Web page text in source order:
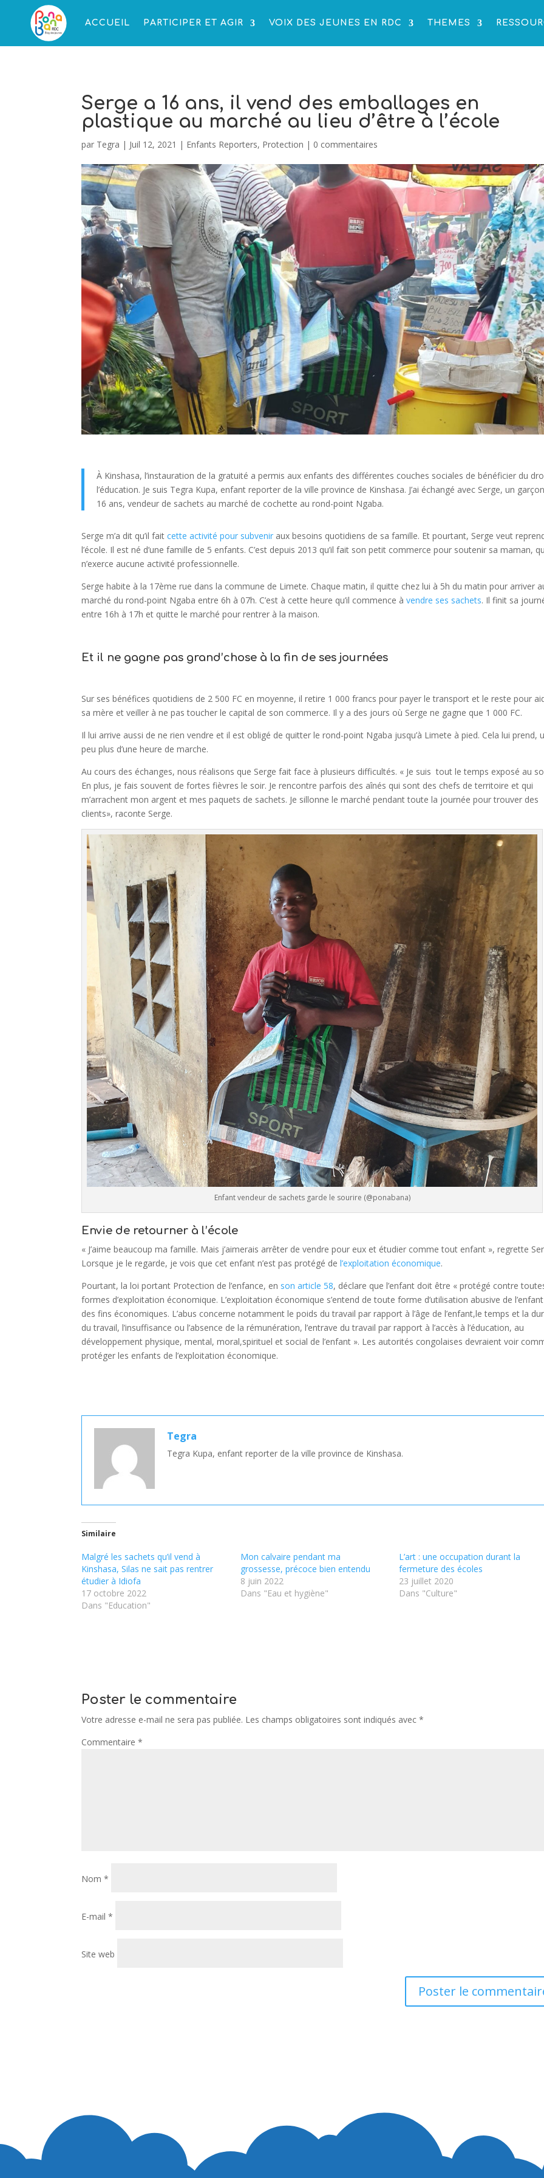
ACCUEIL PARTICIPER ET AGIR VOIX DES JEUNES EN RDC THEMES
Serge a 16 ans, il vend des emballages en
plastique au marché au lieu d’être à l’école
par Tegra | Juil 12, 2021 | Enfants Reporters, Protection | 0 commentaires
À Kinshasa, l’instauration de la gratuité a permis aux enfants des différentes couches sociales de bénéficier du
l’éducation. Je suis Tegra Kupa, enfant reporter de la ville province de Kinshasa. J’ai échangé avec Serge, un
16 ans, vendeur de sachets au marché de cochette au rond-point Ngaba.
Serge m’a dit qu’il faitcette activité pour subvenir aux besoins quotidiens de sa famille. Et pourtant, Serge veut
l’école. Il est né d’une famille de 5 enfants. C’est depuis 2013 qu’il fait son petit commerce pour soutenir sa maman,
n’exerce aucune activité professionnelle.
Serge habite à la 17ème rue dans la commune de Limete. Chaque matin, il quitte chez lui à 5h du matin pour arriver
marché du rond-point Ngaba entre 6h à 07h. C’est à cette heure qu’il commence àvendre ses sachets. Il finit sa
entre 16h à 17h et quitte le marché pour rentrer à la maison.
Et il ne gagne pas grand’chose à la fin de ses journées
Sur ses bénéfices quotidiens de 2 500 FC en moyenne, il retire 1 000 francs pour payer le transport et le reste pour
sa mère et veiller à ne pas toucher le capital de son commerce. Il y a des jours où Serge ne gagne que 1 000 FC.
Il lui arrive aussi de ne rien vendre et il est obligé de quitter le rond-point Ngaba jusqu’à Limete à pied. Cela lui prend,
peu plus d’une heure de marche.
Au cours des échanges, nous réalisons que Serge fait face à plusieurs difficultés. « Je suis tout le temps exposé au
En plus, je fais souvent de fortes fièvres le soir. Je rencontre parfois des aînés qui sont des chefs de territoire et qui
m’arrachent mon argent et mes paquets de sachets. Je sillonne le marché pendant toute la journée pour trouver des
clients», raconte Serge.
Enfant vendeur de sachets garde le sourire (@ponabana)
Envie de retourner à l’école
« J’aime beaucoup ma famille. Mais j’aimerais arrêter de vendre pour eux et étudier comme tout enfant », regrette
Lorsque je le regarde, je vois que cet enfant n’est pas protégé del’exploitation économique.
Pourtant, la loi portant Protection de l’enfance, en son article 58, déclare que l’enfant doit être « protégé contre
formes d’exploitation économique. L’exploitation économique s’entend de toute forme d’utilisation abusive de
des fins économiques. L’abus concerne notamment le poids du travail par rapport à l’âge de l’enfant,le temps et la
du travail, l’insuffisance ou l’absence de la rémunération, l’entrave du travail par rapport à l’accès à l’éducation, au
développement physique, mental, moral,spirituel et social de l’enfant ». Les autorités congolaises devraient voir
protéger les enfants de l’exploitation économique.
Tegra
Tegra Kupa, enfant reporter de la ville province de Kinshasa.
Similaire
Malgré les sachets qu’il vend à
Kinshasa, Silas ne sait pas rentrer
étudier à Idiofa
17 octobre 2022
Dans "Education"
Mon calvaire pendant ma
grossesse, précoce bien entendu
8 juin 2022
Dans "Eau et hygiène"
L’art : une occupation durant la
fermeture des écoles
23 juillet 2020
Dans "Culture"
Poster le commentaire
Votre adresse e-mail ne sera pas publiée. Les champs obligatoires sont indiqués avec*
Commentaire*
Nom*
E-mail*
Site web